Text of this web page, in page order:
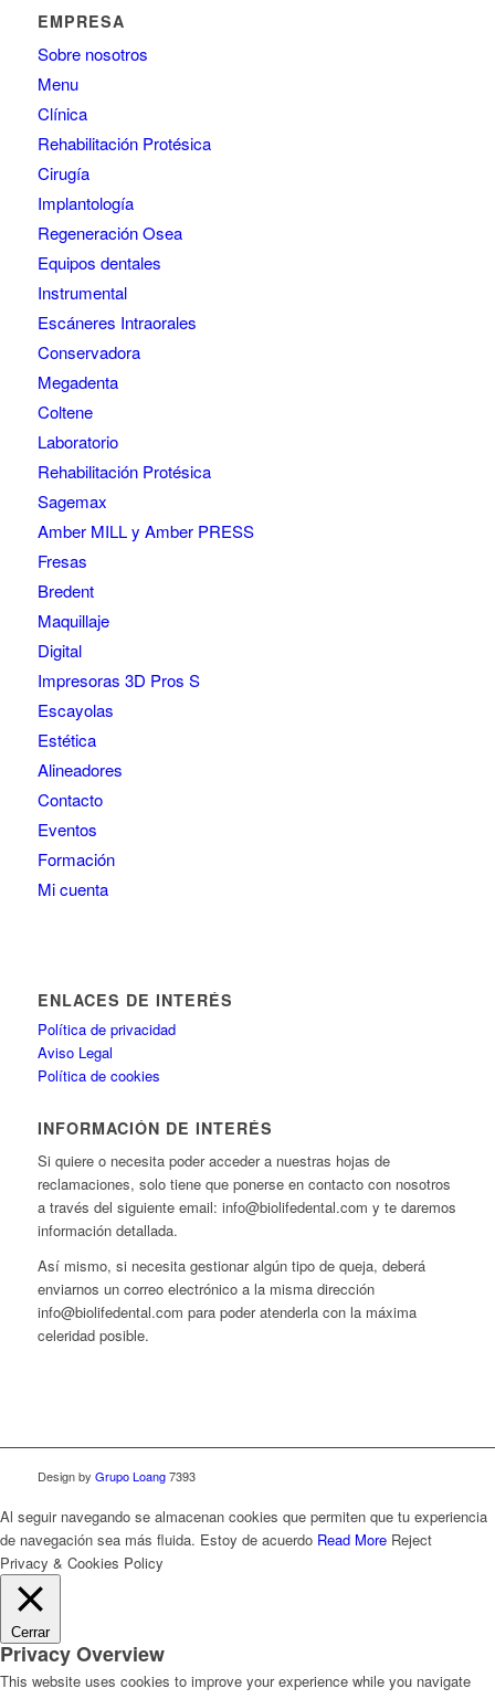
EMPRESA
Sobre nosotros
Menu
Clínica
Rehabilitación Protésica
Cirugía
Implantología
Regeneración Osea
Equipos dentales
Instrumental
Escáneres Intraorales
Conservadora
Megadenta
Coltene
Laboratorio
Rehabilitación Protésica
Sagemax
Amber MILL y Amber PRESS
Fresas
Bredent
Maquillaje
Digital
Impresoras 3D Pros S
Escayolas
Estética
Alineadores
Contacto
Eventos
Formación
Mi cuenta
ENLACES DE INTERÉS
Política de privacidad
Aviso Legal
Política de cookies
INFORMACIÓN DE INTERÉS
Si quiere o necesita poder acceder a nuestras hojas de
reclamaciones, solo tiene que ponerse en contacto con nosotros
a través del siguiente email: info@biolifedental.com y te daremos
información detallada.
Así mismo, si necesita gestionar algún tipo de queja, deberá
enviarnos un correo electrónico a la misma dirección
info@biolifedental.com para poder atenderla con la máxima
celeridad posible.
Design by Grupo Loang7393
Al seguir navegando se almacenan cookies que permiten que tu experiencia
de navegación sea más fluida. Estoy de acuerdo Read More Reject
Privacy & Cookies Policy
Cerrar
Privacy Overview
This website uses cookies to improve your experience while you navigate